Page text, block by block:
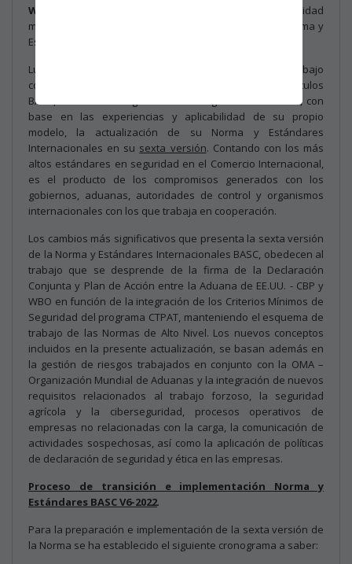
WBO - World BASC Organization
informó a la comunidad
mundial BASC sobre la reciente “Actualización de la Norma y
Estándares Internacionales BASC Versión 6 – 2022”.
Luego de dos años de preparaciones, consultas y trabajo
colaborativo entre el Comité Técnico de WBO y los Capítulos
BASC, World BASC Organization ha logrado materializar, con
base en las experiencias y aplicabilidad de su propio
modelo, la actualización de su Norma y Estándares
Internacionales en su sexta versión. Contando con los más
altos estándares en seguridad en el Comercio Internacional,
es el producto de los compromisos generados con los
gobiernos, aduanas, autoridades de control y organismos
internacionales con los que trabaja en cooperación.
Los cambios más significativos que presenta la sexta versión
de la Norma y Estándares Internacionales BASC, obedecen al
trabajo que se desprende de la firma de la Declaración
Conjunta y Plan de Acción entre la Aduana de EE.UU. - CBP y
WBO en función de la integración de los Criterios Mínimos de
Seguridad del programa CTPAT, manteniendo el esquema de
trabajo de las Normas de Alto Nivel. Los nuevos conceptos
incluidos en la presente actualización, se basan además en
la gestión de riesgos trabajados en conjunto con la OMA –
Organización Mundial de Aduanas y la integración de nuevos
requisitos relacionados al trabajo forzoso, la seguridad
agrícola y la ciberseguridad, procesos operativos de
empresas no relacionadas con la carga, la comunicación de
actividades sospechosas, así como la aplicación de políticas
de declaración de seguridad y ética en las empresas.
Proceso de transición e implementación Norma y
Estándares BASC V6-2022.
Para la preparación e implementación de la sexta versión de
la Norma se ha establecido el siguiente cronograma a saber: